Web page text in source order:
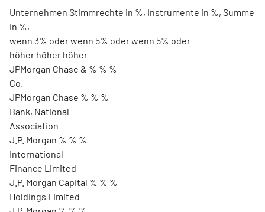
Unternehmen Stimmrechte in %, Instrumente in %, Summe
in %,
wenn 3% oder wenn 5% oder wenn 5% oder
höher höher höher
JPMorgan Chase & % % %
Co.
JPMorgan Chase % % %
Bank, National
Association
J.P. Morgan % % %
International
Finance Limited
J.P. Morgan Capital % % %
Holdings Limited